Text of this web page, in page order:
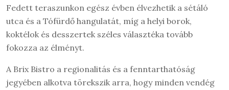
Fedett teraszunkon egész évben élvezhetik a sétáló
utca és a Tófürdő hangulatát, míg a helyi borok,
koktélok és desszertek széles választéka tovább
fokozza az élményt.
A Brix Bistro a regionalitás és a fenntarthatóság
jegyében alkotva törekszik arra, hogy minden vendég